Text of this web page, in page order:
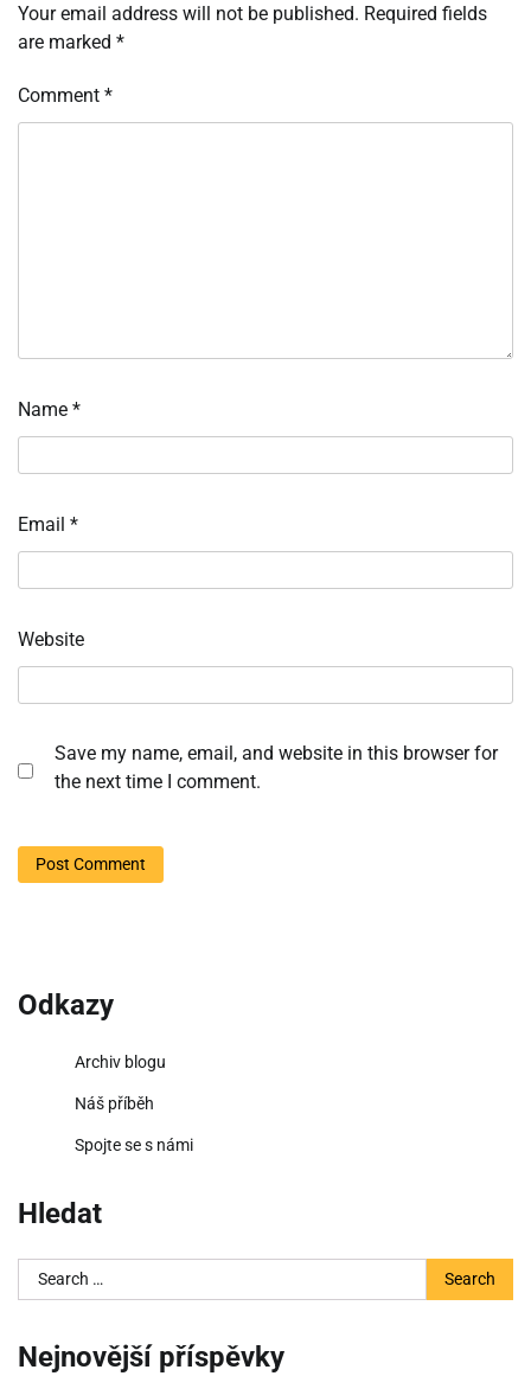
Your email address will not be published. Required fields
are marked *
Comment *
Name *
Email *
Website
Save my name, email, and website in this browser for
the next time I comment.
Odkazy
Archiv blogu
Náš příběh
Spojte se s námi
Hledat
Search
for:
Nejnovější příspěvky